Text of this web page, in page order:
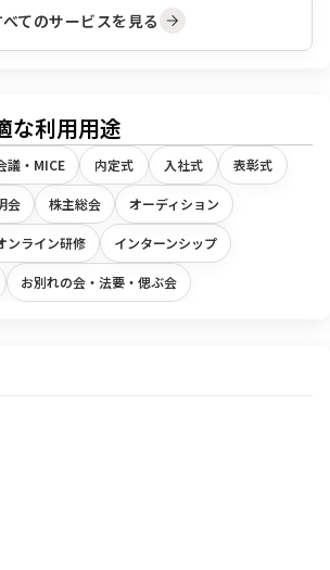
べてのサービスを見る
な利用用途
議・MICE 内定式 入社式 表彰式
会 株主総会 オーディション
ンライン研修 インターンシップ
お別れの会・法要・偲ぶ会